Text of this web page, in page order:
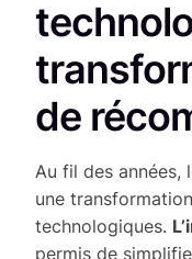
de
Au fil des années,
une
technologiques.
permis de